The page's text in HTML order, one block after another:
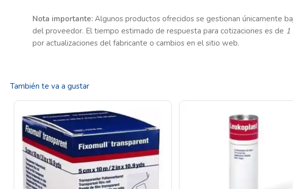
Nota importante:Algunos productos ofrecidos se gestionan únicamente
del proveedor. El tiempo estimado de respuesta para cotizaciones es de 1
por actualizaciones del fabricante o cambios en el sitio web.
También te va a gustar